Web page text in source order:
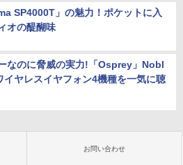
SP4000T」の魅力！ポケットに入
オの醍醐味
なのに脅威の実力!「Osprey」Nobl
ヤレスイヤフォン4機種を一気に聴
お問い合わせ